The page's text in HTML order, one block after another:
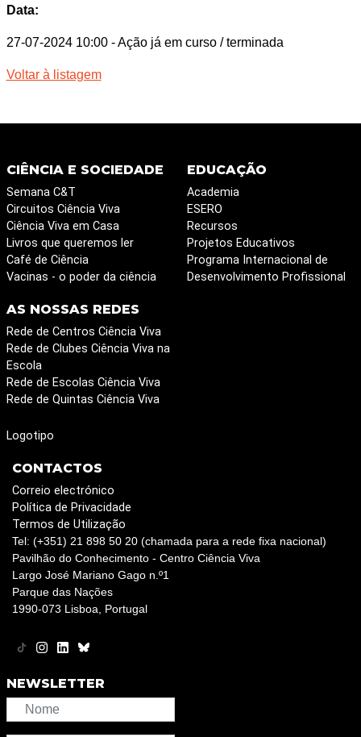
Data:
27-07-2024 10:00 - Ação já em curso / terminada
Voltar à listagem
CIÊNCIA E SOCIEDADE
Semana C&T
Circuitos Ciência Viva
Ciência Viva em Casa
Livros que queremos ler
Café de Ciência
Vacinas - o poder da ciência
EDUCAÇÃO
Academia
ESERO
Recursos
Projetos Educativos
Programa Internacional de
Desenvolvimento Profissional
AS NOSSAS REDES
Rede de Centros Ciência Viva
Rede de Clubes Ciência Viva na
Escola
Rede de Escolas Ciência Viva
Rede de Quintas Ciência Viva
Logotipo
CONTACTOS
Correio electrónico
Política de Privacidade
Termos de Utilização
Tel: (+351) 21 898 50 20 (chamada para a rede fixa nacional)
Pavilhão do Conhecimento - Centro Ciência Viva
Largo José Mariano Gago n.º1
Parque das Nações
1990-073 Lisboa, Portugal
NEWSLETTER